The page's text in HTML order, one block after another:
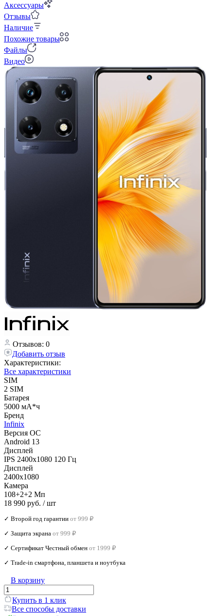
Аксессуары
Отзывы
Наличие
Похожие товары
Файлы
Видео
Отзывов: 0
Добавить отзыв
Характеристики:
Все характеристики
SIM
2 SIM
Батарея
5000 мА*ч
Бренд
Infinix
Версия ОС
Android 13
Дисплей
IPS 2400x1080 120 Гц
Дисплей
2400x1080
Камера
108+2+2 Мп
18 990 руб. / шт
✓ Второй год гарантии от 999 ₽
✓ Защита экрана от 999 ₽
✓ Сертификат Честный обмен от 1999 ₽
✓ Trade‑in смартфона, планшета и ноутбука
В корзину
Купить в 1 клик
Все способы доставки